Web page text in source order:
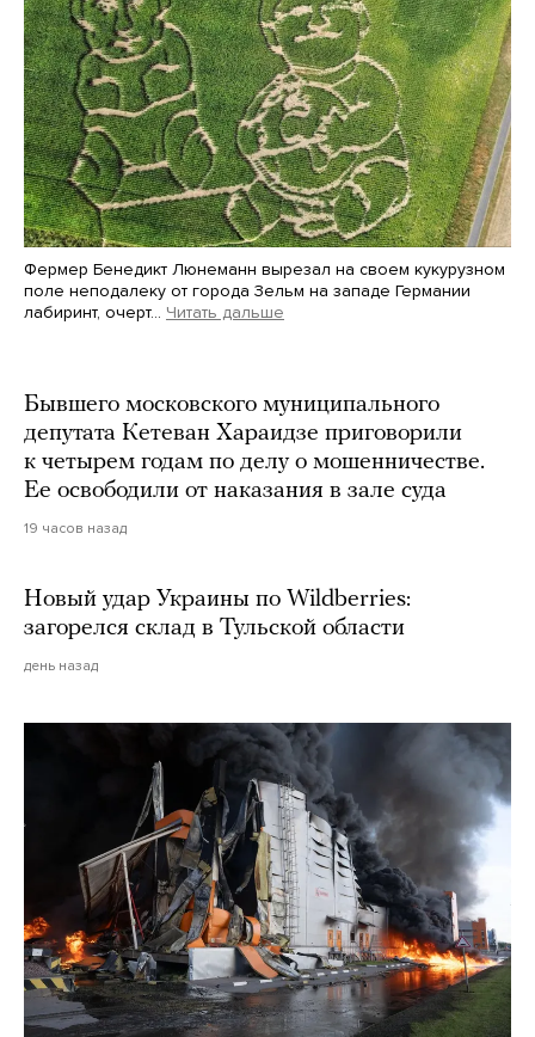
Фермер Бенедикт Люнеманн вырезал на своем кукурузном
поле неподалеку от города Зельм на западе Германии
лабиринт, очерт… Читать дальше
Бывшего московского муниципального
депутата Кетеван Хараидзе приговорили
к четырем годам по делу о мошенничестве.
Ее освободили от наказания в зале суда
19 часов назад
Новый удар Украины по Wildberries:
загорелся склад в Тульской области
день назад